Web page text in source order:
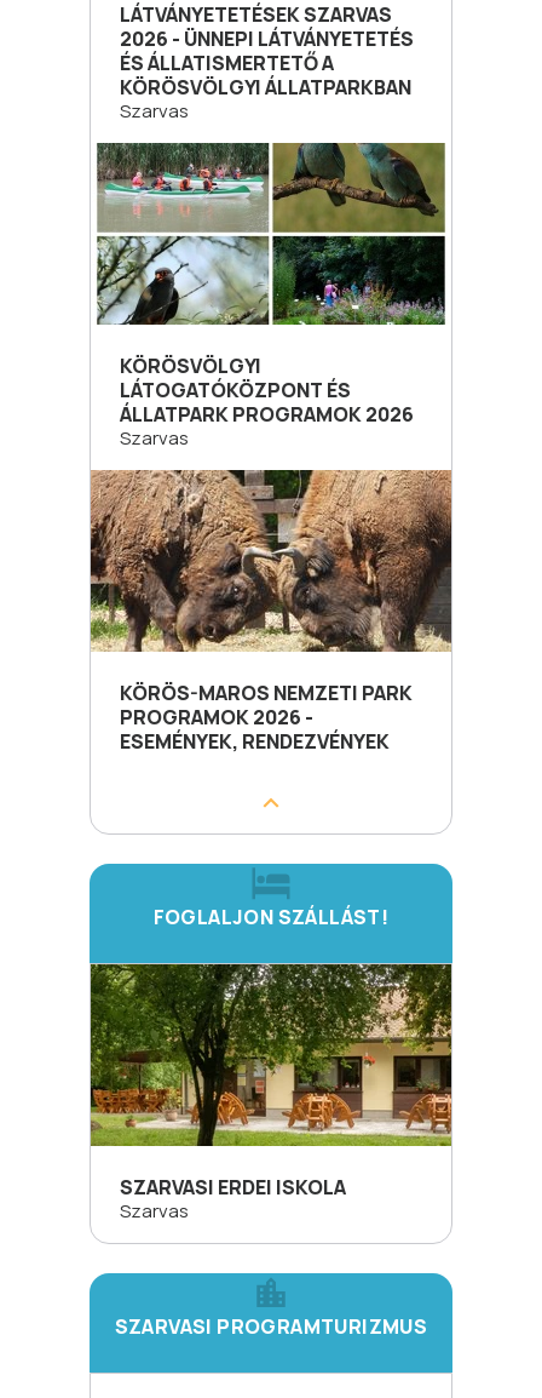
LÁTVÁNYETETÉSEK SZARVAS
2026 - ÜNNEPI LÁTVÁNYETETÉS
ÉS ÁLLATISMERTETŐ A
KÖRÖSVÖLGYI ÁLLATPARKBAN
Szarvas
KÖRÖSVÖLGYI
LÁTOGATÓKÖZPONT ÉS
ÁLLATPARK PROGRAMOK 2026
Szarvas
KÖRÖS-MAROS NEMZETI PARK
PROGRAMOK 2026 -
ESEMÉNYEK, RENDEZVÉNYEK
FOGLALJON SZÁLLÁST!
SZARVASI ERDEI ISKOLA
Szarvas
SZARVASI PROGRAMTURIZMUS